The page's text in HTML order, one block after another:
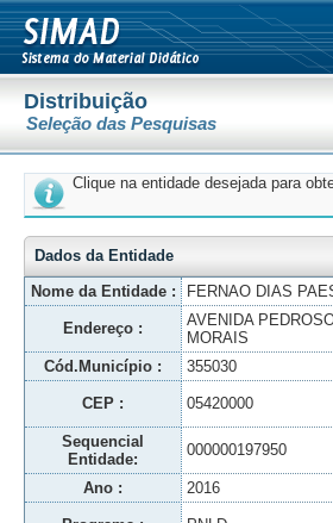
Distribuição
Seleção das Pesquisas
Clique na entidade desejada para
Dados da Entidade
Nome da Entidade :
FERNAO DIAS
Endereço :
AVENIDA
MORAIS
Cód.Município : 355030
CEP : 05420000
Sequencial
Entidade:
000000197950
Ano : 2016